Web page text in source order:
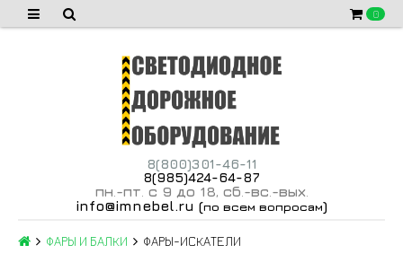
0
8(800)301-46-11
8(985)424-64-87
пн -пт с 9 до 18, сб -вс -вых.
info@imnebel.ru (по всем вопросам)
ФАРЫ И БАЛКИ ФАРЫ-ИСКАТЕЛИ